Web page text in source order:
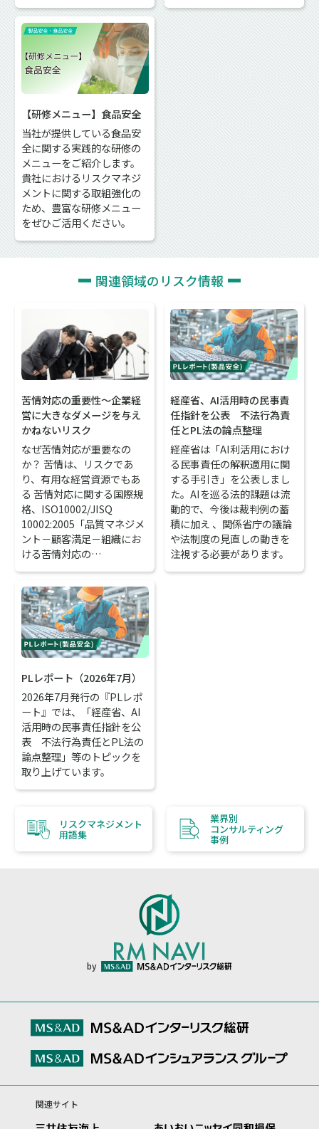
【研修メニュー】食品安全
当社が提供している食品安
全に関する実践的な研修の
メニューをご紹介します。
貴社におけるリスクマネジ
メントに関する取組強化の
ため、豊富な研修メニュー
をぜひご活用ください。
関連領域のリスク情報
苦情対応の重要性～企業経
営に大きなダメージを与え
かねないリスク
なぜ苦情対応が重要なの
か？ 苦情は、リスクであ
り、有用な経営資源でもあ
る 苦情対応に関する国際規
格、ISO10002/JISQ
10002:2005「品質マネジメ
ント－顧客満足－組織にお
ける苦情対応の…
経産省、AI活用時の民事責
任指針を公表 不法行為責
任とPL法の論点整理
経産省は「AI利活用におけ
る民事責任の解釈適用に関
する手引き」を公表しまし
た。AIを巡る法的課題は流
動的で、今後は裁判例の蓄
積に加え 、関係省庁の議論
や法制度の見直しの動きを
注視する必要があります。
PLレポート（2026年7月）
2026年7月発行の『PLレポ
ート』では、「経産省、AI
活用時の民事責任指針を公
表 不法行為責任とPL法の
論点整理」等のトピックを
取り上げています。
リスクマネジメント
用語集
業界別
コンサルティング
事例
by
関連サイト